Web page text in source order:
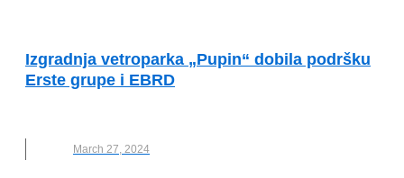
Izgradnja vetroparka „Pupin“ dobila podršku
Erste grupe i EBRD
March 27, 2024